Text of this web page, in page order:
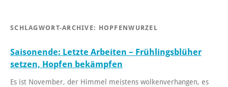
SCHLAGWORT-ARCHIVE: HOPFENWURZEL
Saisonende: Letzte Arbeiten – Frühlingsblüher
setzen, Hopfen bekämpfen
Es ist November, der Himmel meistens wolkenverhangen, es